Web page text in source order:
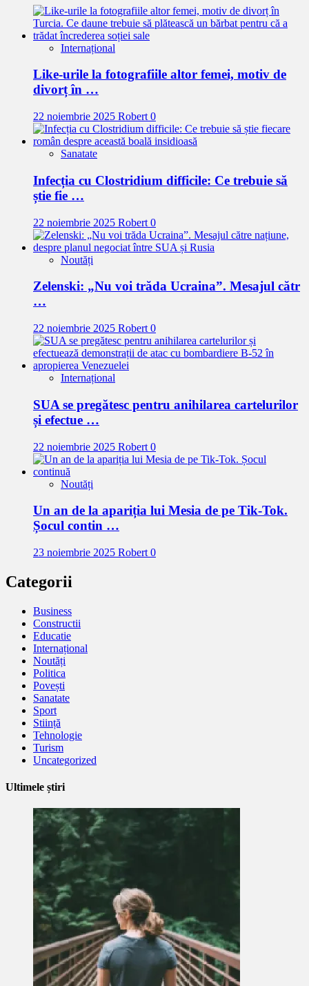
Internațional
Like-urile la fotografiile altor femei, motiv de
divorț în …
22 noiembrie 2025 Robert 0
Sanatate
Infecția cu Clostridium difficile: Ce trebuie să
știe fie …
22 noiembrie 2025 Robert 0
Noutăți
Zelenski: „Nu voi trăda Ucraina”. Mesajul cătr
…
22 noiembrie 2025 Robert 0
Internațional
SUA se pregătesc pentru anihilarea cartelurilor
și efectue …
22 noiembrie 2025 Robert 0
Noutăți
Un an de la apariția lui Mesia de pe Tik-Tok.
Șocul contin …
23 noiembrie 2025 Robert 0
Categorii
Business
Constructii
Educatie
Internațional
Noutăți
Politica
Povești
Sanatate
Sport
Stiință
Tehnologie
Turism
Uncategorized
Ultimele știri